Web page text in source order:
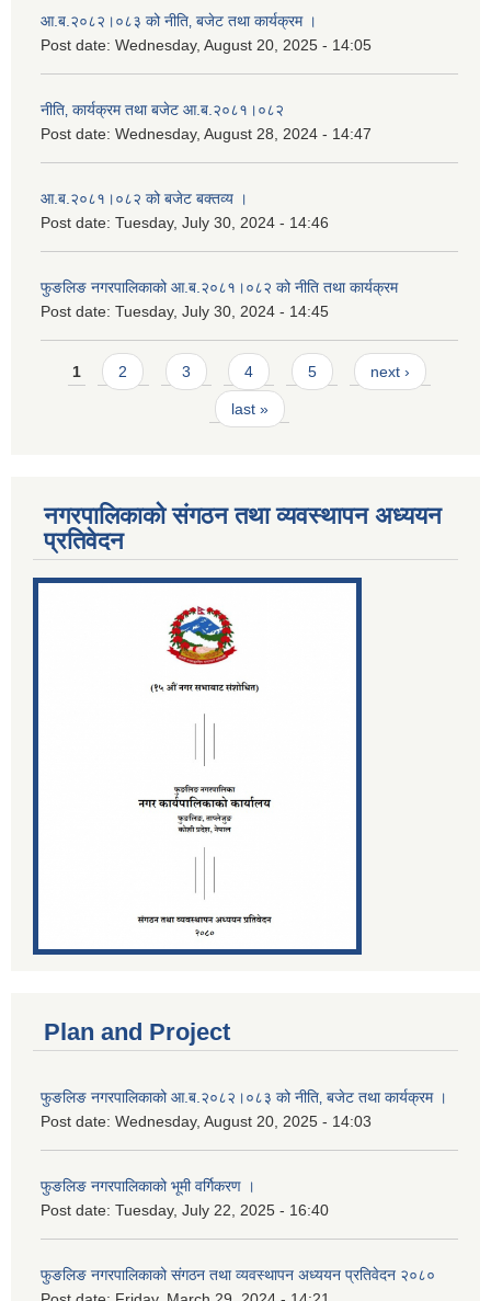
आ.ब.२०८२।०८३ को नीति‚ बजेट तथा कार्यक्रम ।
Post date: Wednesday, August 20, 2025 - 14:05
नीति‚ कार्यक्रम तथा बजेट आ.ब.२०८१।०८२
Post date: Wednesday, August 28, 2024 - 14:47
आ.ब.२०८१।०८२ को बजेट बक्तव्य ।
Post date: Tuesday, July 30, 2024 - 14:46
फुङलिङ नगरपालिकाको आ.ब.२०८१।०८२ को नीति तथा कार्यक्रम
Post date: Tuesday, July 30, 2024 - 14:45
Pages
1 2 3 4 5 next ›
last »
नगरपालिकाको संगठन तथा व्यवस्थापन अध्ययन
प्रतिवेदन
Plan and Project
फुङलिङ नगरपालिकाको आ.ब.२०८२।०८३ को नीति‚ बजेट तथा कार्यक्रम ।
Post date: Wednesday, August 20, 2025 - 14:03
फुङलिङ नगरपालिकाको भूमी वर्गिकरण ।
Post date: Tuesday, July 22, 2025 - 16:40
फुङलिङ नगरपालिकाको संगठन तथा व्यवस्थापन अध्ययन प्रतिवेदन २०८०